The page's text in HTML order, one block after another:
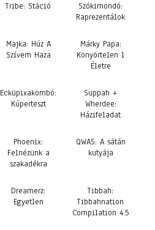
Tribe: Stáció
Szókimondó:
Raprezentálok
Majka: Húz A
Szívem Haza
Márky Papa:
Könyörtelen 1
Életre
Ecküpixakombó:
Kúperteszt
Suppah +
Wherdee:
Házifeladat
Phoenix:
Felnézünk a
szakadékra
QWAS: A sátán
kutyája
Dreamerz:
Egyetlen
Tibbah:
Tibbahnation
Compilation 4.5